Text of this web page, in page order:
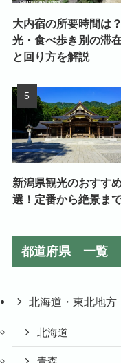
大内宿の所要時間は
光・食べ歩き別の滞
と回り方を解説
新潟県観光のおすす
選！定番から絶景ま
都道府県 一覧
北海道・東北地方
北海道